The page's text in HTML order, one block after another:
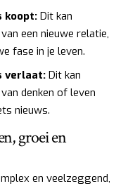
koopt: Dit kan
een nieuwe relatie,
fase in je leven.
verlaat: Dit kan
denken of leven
nieuws.
groei en
en veelzeggend,